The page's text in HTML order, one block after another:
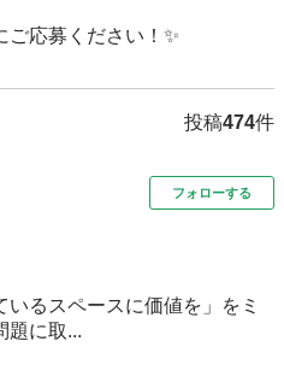
ご応募ください！✨
投稿474件
フォローする
いるスペースに価値を」をミ
題に取...